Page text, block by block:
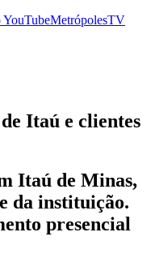
YouTubeMetrópolesTV
Itaú e clientes
Itaú de Minas,
da instituição.
presencial